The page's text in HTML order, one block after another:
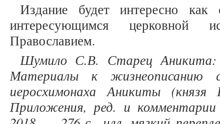
Издание будет интересно
интересующимся церковной
Православием.
Шумило С.В. Старец Аникита:
Материалы к жизнеописанию
иеросхимонаха Аникиты
Приложения, ред. и